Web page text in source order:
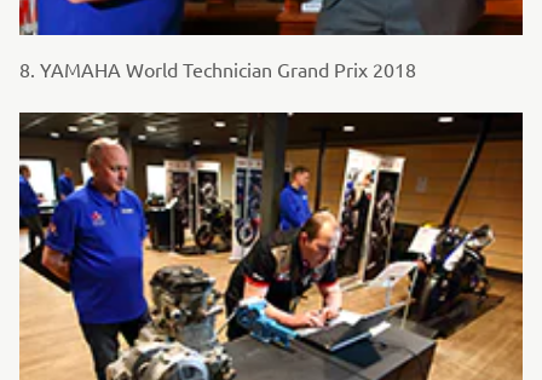
8. YAMAHA World Technician Grand Prix 2018